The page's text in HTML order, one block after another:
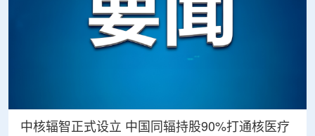
中核辐智正式设立 中国同辐持股90%打通核医疗